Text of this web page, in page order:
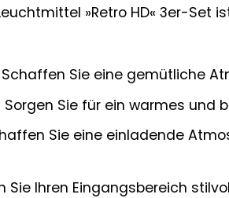
»Retro HD« 3er-
Schaffen Sie eine gemütliche
Sorgen Sie für ein warmes und
Sie eine einladende
Sie Ihren Eingangsbereich